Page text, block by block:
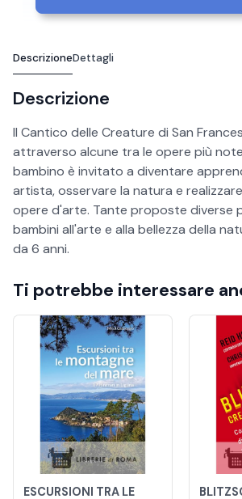
DescrizioneDettagli
Descrizione
Il Cantico delle Creature di San
attraverso alcune tra le opere più note
bambino è invitato a diventare
artista, osservare la natura e
opere d'arte. Tante proposte diverse
bambini all'arte e alla bellezza della
da 6 anni.
Ti potrebbe interessare
ESCURSIONI TRA LE